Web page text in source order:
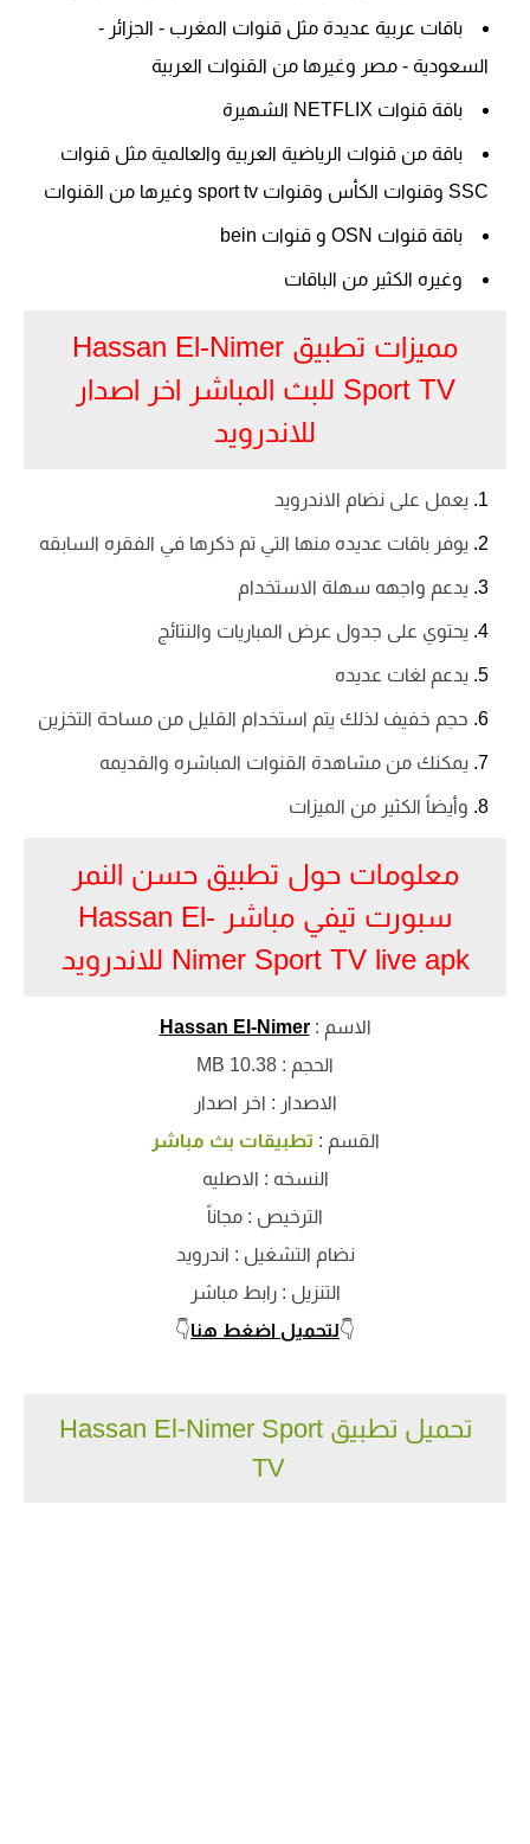
باقات عربية عديدة مثل قنوات المغرب - الجزائر -
السعودية - مصر وغيرها من القنوات العربية
باقة قنوات NETFLIX الشهيرة
باقة من قنوات الرياضية العربية والعالمية مثل قنوات
SSC وقنوات الكأس وقنوات sport tv وغيرها من القنوات
باقة قنوات OSN و قنوات bein
وغيره الكثير من الباقات
مميزات تطبيق Hassan El-Nimer
Sport TV للبث المباشر اخر اصدار
للاندرويد
يعمل على نضام الاندرويد
يوفر باقات عديده منها التي تم ذكرها في الفقره السابقه
يدعم واجهه سهلة الاستخدام
يحتوي على جدول عرض المباريات والنتائج
يدعم لغات عديده
حجم خفيف لذلك يتم استخدام القليل من مساحة التخزين
يمكنك من مشاهدة القنوات المباشره والقديمه
وأيضاً الكثير من الميزات
معلومات حول تطبيق حسن النمر
سبورت تيفي مباشر Hassan El-
Nimer Sport TV live apk للاندرويد
الاسم :Hassan El-Nimer
الحجم : 10.38 MB
الاصدار : اخر اصدار
القسم : تطبيقات بث مباشر
النسخه : الاصليه
الترخيص : مجاناً
نضام التشغيل : اندرويد
التنزيل : رابط مباشر
👇لتحميل اضغط هنا👇
تحميل تطبيق Hassan El-Nimer Sport
TV